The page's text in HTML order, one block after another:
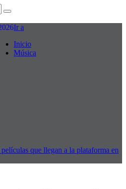
Ir a
Inicio
Música
que llegan a la plataforma en